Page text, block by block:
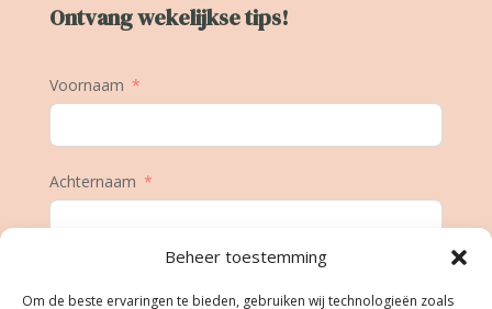
Beheer toestemming
Om de beste ervaringen te bieden, gebruiken wij technologieën zoals
Ontvang wekelijkse tips!
Voornaam
Achternaam